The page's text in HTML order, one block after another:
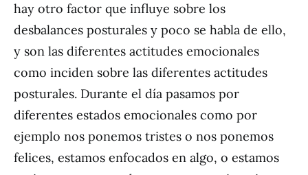
hay otro factor que influye sobre los
desbalances posturales y poco se habla de ello,
y son las diferentes actitudes emocionales
como inciden sobre las diferentes actitudes
posturales. Durante el día pasamos por
diferentes estados emocionales como por
ejemplo nos ponemos tristes o nos ponemos
felices, estamos enfocados en algo, o estamos